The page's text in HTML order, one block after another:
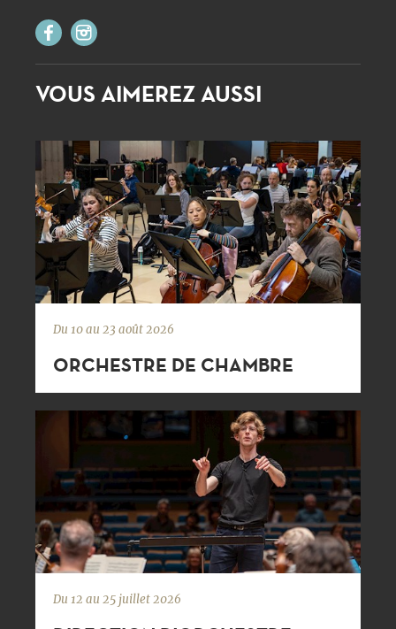
VOUS AIMEREZ AUSSI
Du 10 au 23 août 2026
ORCHESTRE DE CHAMBRE
Du 12 au 25 juillet 2026